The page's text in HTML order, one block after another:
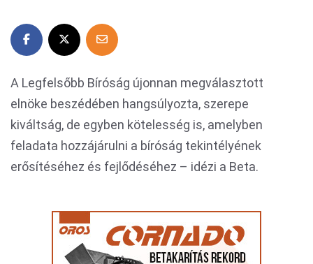
A Legfelsőbb Bíróság újonnan megválasztott
elnöke beszédében hangsúlyozta, szerepe
kiváltság, de egyben kötelesség is, amelyben
feladata hozzájárulni a bíróság tekintélyének
erősítéséhez és fejlődéséhez – idézi a Beta.